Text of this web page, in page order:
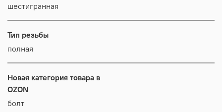
шестигранная
Тип резьбы
полная
Новая категория товара в
OZON
болт